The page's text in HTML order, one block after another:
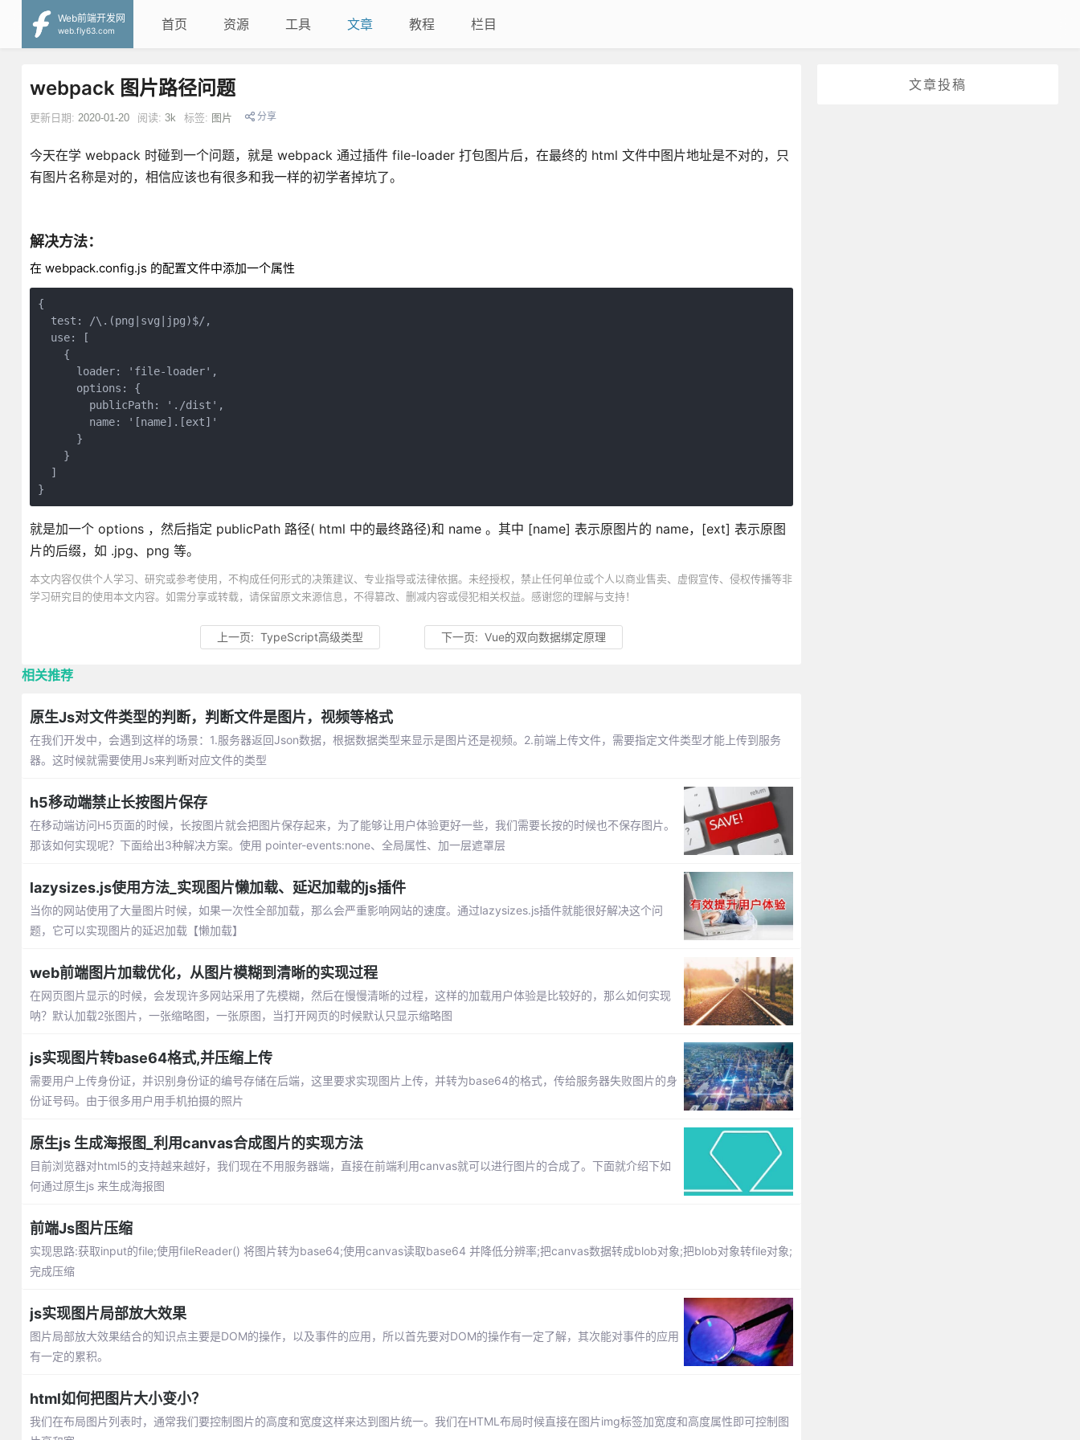
Web前端开发网
web.fly63.com
首页 资源 工具 文章 教程 栏目
文章投稿
webpack 图片路径问题
更新日期: 2020-01-20 阅读: 3k 标签: 图片 分享
今天在学 webpack 时碰到一个问题，就是 webpack 通过插件 file-loader 打包图片后，在最终的 html 文件中图片地址是不对的，只
有图片名称是对的，相信应该也有很多和我一样的初学者掉坑了。
解决方法：
在 webpack.config.js 的配置文件中添加一个属性
{
  test: /\.(png|svg|jpg)$/,
  use: [
    {
      loader: 'file-loader',
      options: {
        publicPath: './dist',
        name: '[name].[ext]'
      }
    }
  ]
}
就是加一个 options ，然后指定 publicPath 路径( html 中的最终路径)和 name 。其中 [name] 表示原图片的 name，[ext] 表示原图
片的后缀，如 .jpg、png 等。
本文内容仅供个人学习、研究或参考使用，不构成任何形式的决策建议、专业指导或法律依据。未经授权，禁止任何单位或个人以商业售卖、虚假宣传、侵权传播等非
学习研究目的使用本文内容。如需分享或转载，请保留原文来源信息，不得篡改、删减内容或侵犯相关权益。感谢您的理解与支持！
上一页: TypeScript高级类型 下一页: Vue的双向数据绑定原理
相关推荐
原生Js对文件类型的判断，判断文件是图片，视频等格式
在我们开发中，会遇到这样的场景：1.服务器返回Json数据，根据数据类型来显示是图片还是视频。2.前端上传文件，需要指定文件类型才能上传到服务
器。这时候就需要使用Js来判断对应文件的类型
h5移动端禁止长按图片保存
在移动端访问H5页面的时候，长按图片就会把图片保存起来，为了能够让用户体验更好一些，我们需要长按的时候也不保存图片。
那该如何实现呢？下面给出3种解决方案。使用 pointer-events:none、全局属性、加一层遮罩层
lazysizes.js使用方法_实现图片懒加载、延迟加载的js插件
当你的网站使用了大量图片时候，如果一次性全部加载，那么会严重影响网站的速度。通过lazysizes.js插件就能很好解决这个问
题，它可以实现图片的延迟加载【懒加载】
web前端图片加载优化，从图片模糊到清晰的实现过程
在网页图片显示的时候，会发现许多网站采用了先模糊，然后在慢慢清晰的过程，这样的加载用户体验是比较好的，那么如何实现
呐？默认加载2张图片，一张缩略图，一张原图，当打开网页的时候默认只显示缩略图
js实现图片转base64格式,并压缩上传
需要用户上传身份证，并识别身份证的编号存储在后端，这里要求实现图片上传，并转为base64的格式，传给服务器失败图片的身
份证号码。由于很多用户用手机拍摄的照片
原生js 生成海报图_利用canvas合成图片的实现方法
目前浏览器对html5的支持越来越好，我们现在不用服务器端，直接在前端利用canvas就可以进行图片的合成了。下面就介绍下如
何通过原生js 来生成海报图
前端Js图片压缩
实现思路:获取input的file;使用fileReader() 将图片转为base64;使用canvas读取base64 并降低分辨率;把canvas数据转成blob对象;把blob对象转file对象;
完成压缩
js实现图片局部放大效果
图片局部放大效果结合的知识点主要是DOM的操作，以及事件的应用，所以首先要对DOM的操作有一定了解，其次能对事件的应用
有一定的累积。
html如何把图片大小变小？
我们在布局图片列表时，通常我们要控制图片的高度和宽度这样来达到图片统一。我们在HTML布局时候直接在图片img标签加宽度和高度属性即可控制图